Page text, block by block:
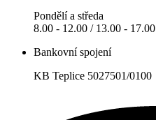
Pondělí a středa
8.00 - 12.00 / 13.00 - 17.00
Bankovní spojení
KB Teplice 5027501/0100